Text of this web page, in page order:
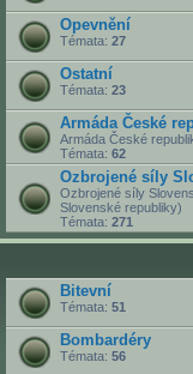
Opevnění
Témata: 27
Ostatní
Témata: 23
Armáda České
Armáda České
Témata: 62
Ozbrojené síly
Ozbrojené síly
Slovenské republiky)
Témata: 271
Bitevní
Témata: 51
Bombardéry
Témata: 56